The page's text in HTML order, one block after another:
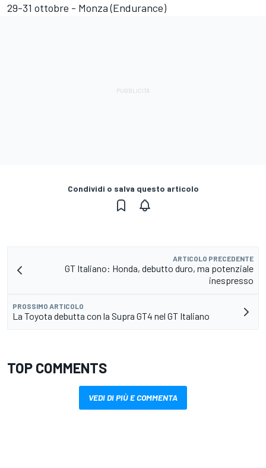
29-31 ottobre - Monza (Endurance)
Condividi o salva questo articolo
ARTICOLO PRECEDENTE
GT Italiano: Honda, debutto duro, ma potenziale
inespresso
PROSSIMO ARTICOLO
La Toyota debutta con la Supra GT4 nel GT Italiano
TOP COMMENTS
VEDI DI PIÙ E COMMENTA